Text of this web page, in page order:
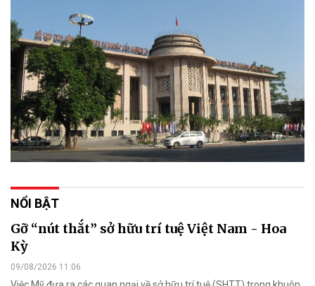
NỔI BẬT
Gỡ “nút thắt” sở hữu trí tuệ Việt Nam - Hoa
Kỳ
09/08/2026 11:06